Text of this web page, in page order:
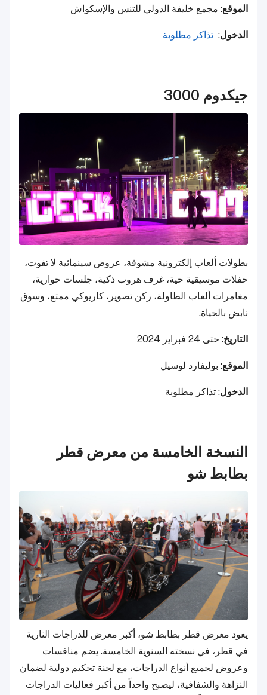
الموقع: مجمع خليفة الدولي للتنس والإسكواش
الدخول: تذاكر مطلوبة
جيكدوم 3000
بطولات ألعاب إلكترونية مشوقة، عروض سينمائية لا تفوت،
حفلات موسيقية حية، غرف هروب ذكية، جلسات حوارية،
مغامرات ألعاب الطاولة، ركن تصوير، كاريوكي ممتع، وسوق
نابض بالحياة.
التاريخ: حتى 24 فبراير 2024
الموقع: بوليفارد لوسيل
الدخول: تذاكر مطلوبة
النسخة الخامسة من معرض قطر
بطابط شو
يعود معرض قطر بطابط شو، أكبر معرض للدراجات النارية
في قطر، في نسخته السنوية الخامسة. يضم منافسات
وعروض لجميع أنواع الدراجات، مع لجنة تحكيم دولية لضمان
النزاهة والشفافية، ليصبح واحداً من أكبر فعاليات الدراجات